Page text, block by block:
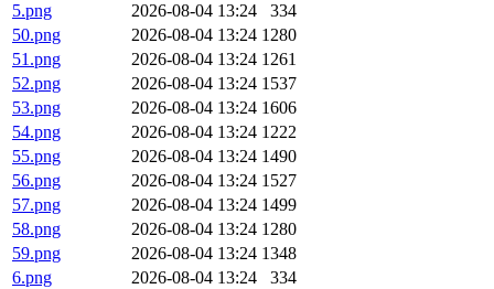
5.png
2026-08-04 13:24
334
50.png
2026-08-04 13:24 1280
51.png
2026-08-04 13:24 1261
52.png
2026-08-04 13:24 1537
53.png
2026-08-04 13:24 1606
54.png
2026-08-04 13:24 1222
55.png
2026-08-04 13:24 1490
56.png
2026-08-04 13:24 1527
57.png
2026-08-04 13:24 1499
58.png
2026-08-04 13:24 1280
59.png
2026-08-04 13:24 1348
6.png
2026-08-04 13:24
334